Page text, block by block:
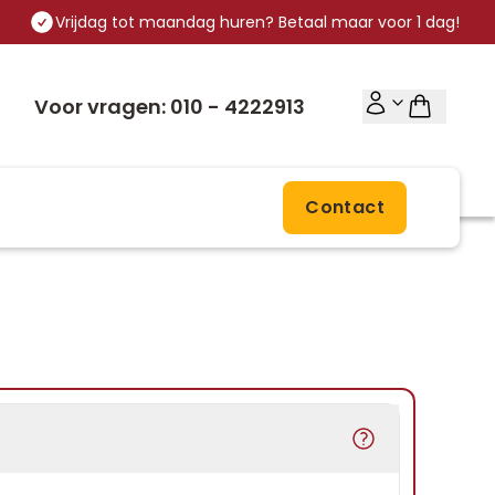
Vrijdag tot maandag huren? Betaal maar voor 1 dag!
Voor vragen: 010 - 4222913
Contact